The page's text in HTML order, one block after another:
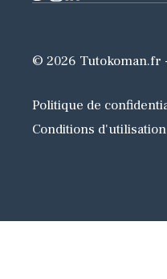
© 2026 Tutokoman.fr
Politique de
Conditions d'utilisation